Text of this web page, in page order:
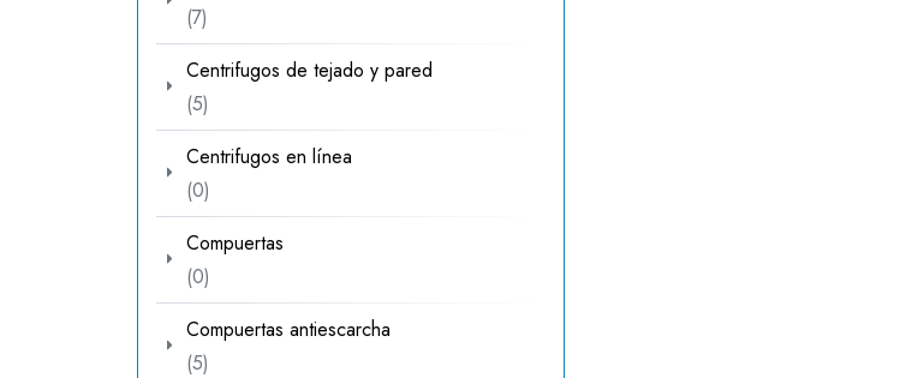
77
productos
Centrifugos de tejado y pared
55
productos
Centrifugos en línea
00
productos
Compuertas
00
productos
Compuertas antiescarcha
55